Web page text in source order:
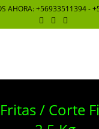
AHORA: +56933511394 -
/ Corte